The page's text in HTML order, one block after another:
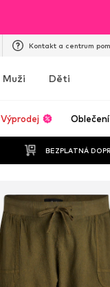
Kontakt a centrum
Muži Děti
Výprodej Oblečení
BEZPLATNÁ